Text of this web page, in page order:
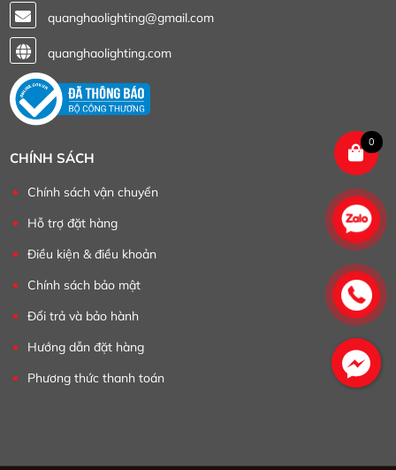
quanghaolighting@gmail.com
quanghaolighting.com
CHÍNH SÁCH
Chính sách vận chuyển
Hỗ trợ đặt hàng
Điều kiện & điều khoản
Chính sách bảo mật
Đổi trả và bảo hành
Hướng dẫn đặt hàng
Phương thức thanh toán
0